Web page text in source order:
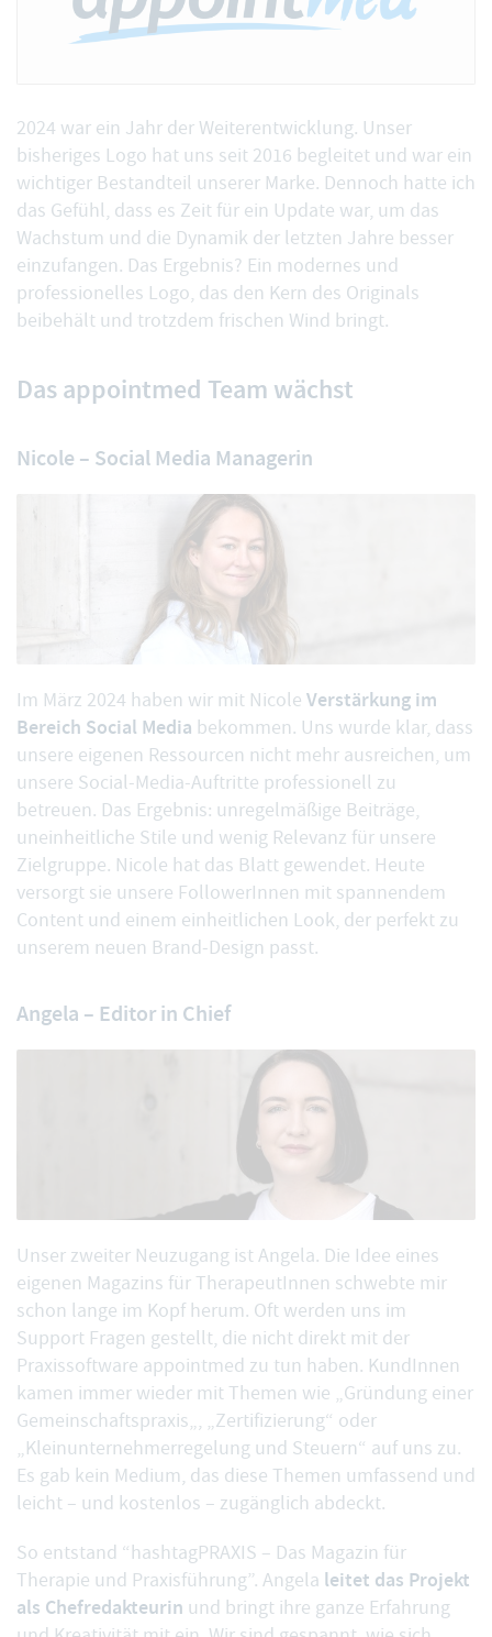
2024 war ein Jahr der Weiterentwicklung. Unser
bisheriges Logo hat uns seit 2016 begleitet und war ein
wichtiger Bestandteil unserer Marke. Dennoch hatte ich
das Gefühl, dass es Zeit für ein Update war, um das
Wachstum und die Dynamik der letzten Jahre besser
einzufangen. Das Ergebnis? Ein modernes und
professionelles Logo, das den Kern des Originals
beibehält und trotzdem frischen Wind bringt.
Das appointmed Team wächst
Nicole – Social Media Managerin
Im März 2024 haben wir mit Nicole Verstärkung im
Bereich Social Media bekommen. Uns wurde klar, dass
unsere eigenen Ressourcen nicht mehr ausreichen, um
unsere Social-Media-Auftritte professionell zu
betreuen. Das Ergebnis: unregelmäßige Beiträge,
uneinheitliche Stile und wenig Relevanz für unsere
Zielgruppe. Nicole hat das Blatt gewendet. Heute
versorgt sie unsere FollowerInnen mit spannendem
Content und einem einheitlichen Look, der perfekt zu
unserem neuen Brand-Design passt.
Angela – Editor in Chief
Unser zweiter Neuzugang ist Angela. Die Idee eines
eigenen Magazins für TherapeutInnen schwebte mir
schon lange im Kopf herum. Oft werden uns im
Support Fragen gestellt, die nicht direkt mit der
Praxissoftware appointmed zu tun haben. KundInnen
kamen immer wieder mit Themen wie „Gründung einer
Gemeinschaftspraxis„, „Zertifizierung“ oder
„Kleinunternehmerregelung und Steuern“ auf uns zu.
Es gab kein Medium, das diese Themen umfassend und
leicht – und kostenlos – zugänglich abdeckt.
So entstand “hashtagPRAXIS – Das Magazin für
Therapie und Praxisführung”. Angela leitet das Projekt
als Chefredakteurin und bringt ihre ganze Erfahrung